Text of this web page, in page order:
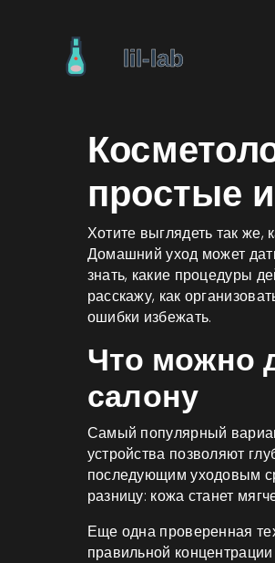
простые
Хотите выглядеть так же,
Домашний уход может
знать, какие процедуры
расскажу, как
ошибки избежать.
Что можно
салону
Самый популярный
устройства позволяют
последующим уходовым
разницу: кожа станет
Еще одна проверенная
правильной